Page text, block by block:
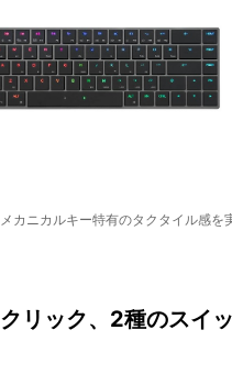
カニカルキー特有のタクタイル感を
リック、2種のスイ